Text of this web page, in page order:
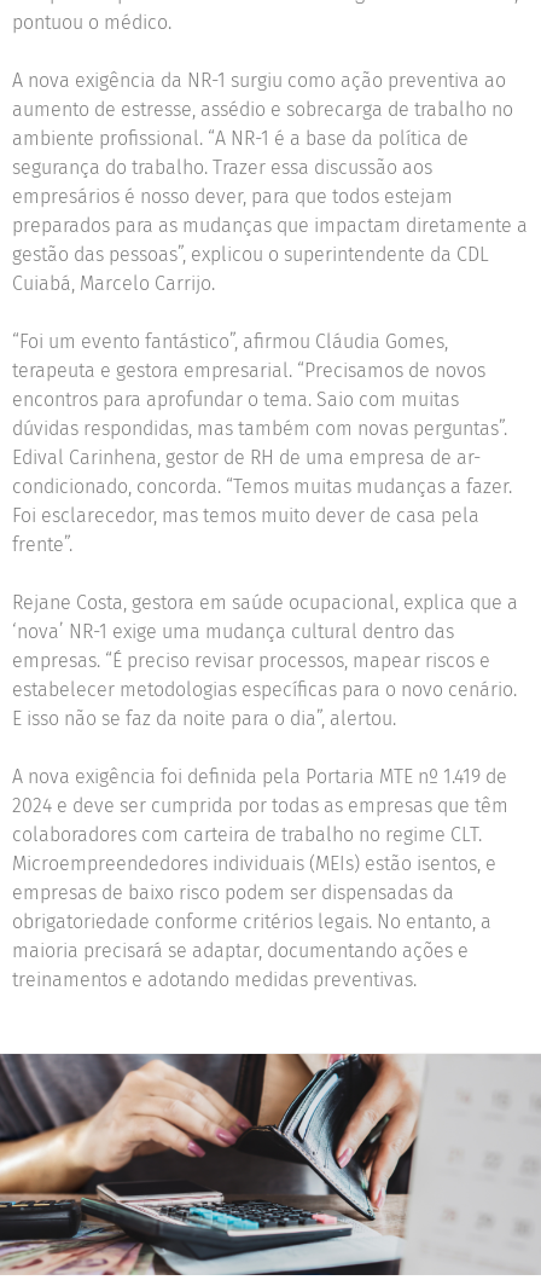
pontuou o médico.
A nova exigência da NR-1 surgiu como ação preventiva ao
aumento de estresse, assédio e sobrecarga de trabalho no
ambiente profissional. “A NR-1 é a base da política de
segurança do trabalho. Trazer essa discussão aos
empresários é nosso dever, para que todos estejam
preparados para as mudanças que impactam diretamente a
gestão das pessoas”, explicou o superintendente da CDL
Cuiabá, Marcelo Carrijo.
“Foi um evento fantástico”, afirmou Cláudia Gomes,
terapeuta e gestora empresarial. “Precisamos de novos
encontros para aprofundar o tema. Saio com muitas
dúvidas respondidas, mas também com novas perguntas”.
Edival Carinhena, gestor de RH de uma empresa de ar-
condicionado, concorda. “Temos muitas mudanças a fazer.
Foi esclarecedor, mas temos muito dever de casa pela
frente”.
Rejane Costa, gestora em saúde ocupacional, explica que a
‘nova’ NR-1 exige uma mudança cultural dentro das
empresas. “É preciso revisar processos, mapear riscos e
estabelecer metodologias específicas para o novo cenário.
E isso não se faz da noite para o dia”, alertou.
A nova exigência foi definida pela Portaria MTE nº 1.419 de
2024 e deve ser cumprida por todas as empresas que têm
colaboradores com carteira de trabalho no regime CLT.
Microempreendedores individuais (MEIs) estão isentos, e
empresas de baixo risco podem ser dispensadas da
obrigatoriedade conforme critérios legais. No entanto, a
maioria precisará se adaptar, documentando ações e
treinamentos e adotando medidas preventivas.